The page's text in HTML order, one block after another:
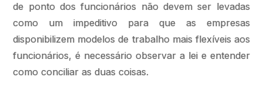
de ponto dos funcionários não devem ser levadas
como um impeditivo para que as empresas
disponibilizem modelos de trabalho mais flexíveis aos
funcionários, é necessário observar a lei e entender
como conciliar as duas coisas.